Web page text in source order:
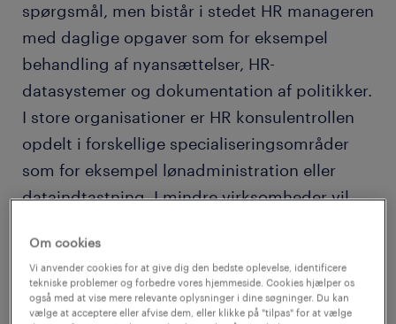
spørgsmål, men bistår i stedet HR manageren
med daglige opgaver som for eksempel
behandling af nyansættelser, HR-
datasystemer og dokumentation af politikker.
I store organisationer er HR konsulentrollen
opdelt i forskellige specialiseringsområder
som for eksempel lønadministration eller
dataindtastning. I mindre virksomheder vil
alle HR-funktioner, herunder rekruttering,
uddannelse og medarbejderforhold. Af den
grund får HR konsulenter i små virksomheder
Om cookies
Vi anvender cookies for at give dig den bedste oplevelse, identificere
tekniske problemer og forbedre vores hjemmeside. Cookies hjælper os
også med at vise mere relevante oplysninger i dine søgninger. Du kan
vælge at acceptere eller afvise dem, eller klikke på "tilpas" for at vælge